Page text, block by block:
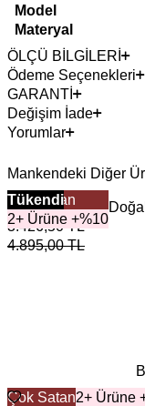
Model
Materyal
ÖLÇÜ BİLGİLERİ
Ödeme Seçenekleri
GARANTİ
Değişim İade
Yorumlar
Mankendeki Diğer
Çok Satan
2+ Ürüne +%10
Tükendi
Pure Malachite
3.426,50TL
4.895,00TL
Çok Satan2+ Ürüne